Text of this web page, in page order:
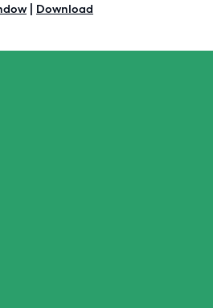
| Download